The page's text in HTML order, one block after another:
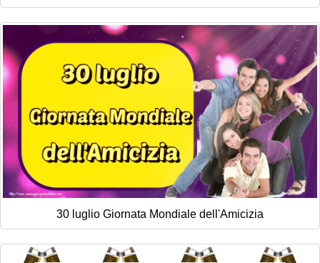
30 luglio Giornata Mondiale dell'Amicizia